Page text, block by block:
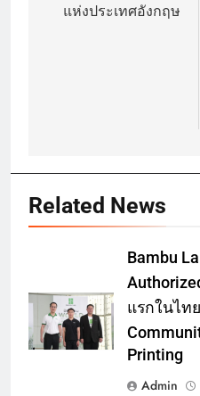
แห่งประเทศอังกฤษ
Related News
Bambu
แรกในไท
Printing
Admin